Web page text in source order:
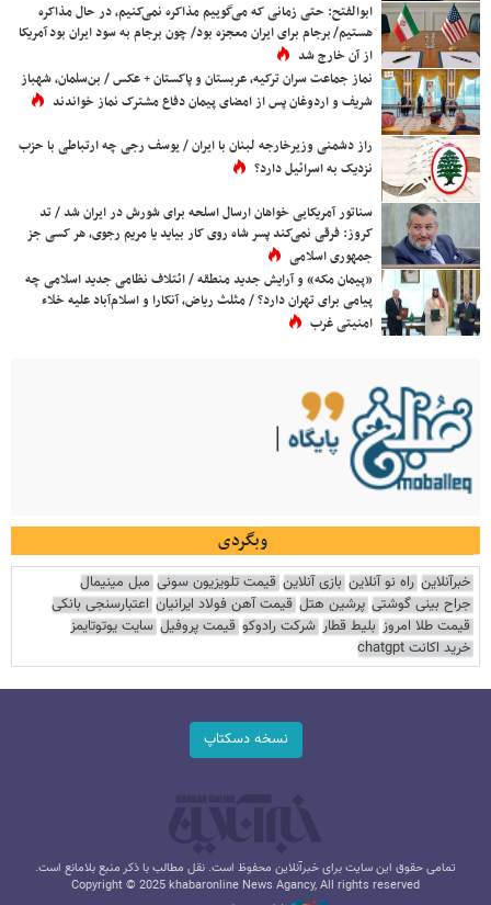
ابوالفتح: حتی زمانی که می‌گوییم مذاکره نمی‌کنیم، در حال مذاکره
هستیم/ برجام برای ایران معجزه بود/ چون برجام به سود ایران بود آمریکا
از آن خارج شد
نماز جماعت سران ترکیه، عربستان و پاکستان + عکس / بن‌سلمان، شهباز
شریف و اردوغان پس از امضای پیمان دفاع مشترک نماز خواندند
راز دشمنی وزیرخارجه لبنان با ایران / یوسف رجی چه ارتباطی با حزب
نزدیک به اسرائیل دارد؟
سناتور آمریکایی خواهان ارسال اسلحه برای شورش در ایران شد / تد
کروز: فرقی نمی‌کند پسر شاه روی کار بیاید یا مریم رجوی، هر کسی جز
جمهوری اسلامی
«پیمان مکه» و آرایش جدید منطقه / ائتلاف نظامی جدید اسلامی چه
پیامی برای تهران دارد؟ / مثلث ریاض، آنکارا و اسلام‌آباد علیه خلاء
امنیتی غرب
وبگردی
خبرآنلاین راه نو آنلاین بازی آنلاین قیمت تلویزیون سونی مبل مینیمال
جراح بینی گوشتی پرشین هتل قیمت آهن فولاد ایرانیان اعتبارسنجی بانکی
قیمت طلا امروز بلیط قطار شرکت رادوکو قیمت پروفیل سایت یوتوتایمز
خرید اکانت chatgpt
نسخه دسکتاپ
تمامی حقوق این سایت برای خبرآنلاین محفوظ است. نقل مطالب با ذکر منبع بلامانع است.
Copyright © 2025 khabaronline News Agancy, All rights reserved